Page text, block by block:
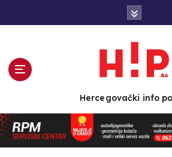
n
t
e
Hercegovački info